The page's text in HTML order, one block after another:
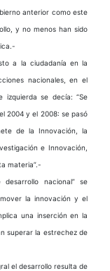
anterior como este
y no menos han sido
a la ciudadanía en la
nacionales, en el
izquierda se decía: “Se
2004 y el 2008: se pasó
de la Innovación, la
e Innovación,
materia”.-
nacional” se
la innovación y el
una inserción en la
superar la estrechez de
el desarrollo resulta de